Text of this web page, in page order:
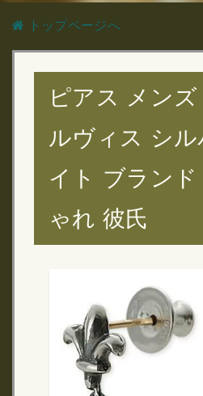
トップページへ
ピアス メン
ルヴィス シル
イト ブランド
ゃれ 彼氏